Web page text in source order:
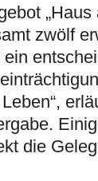
zwölf
die